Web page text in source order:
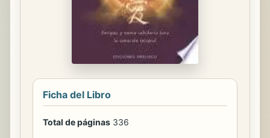
Ficha del Libro
Total de páginas 336